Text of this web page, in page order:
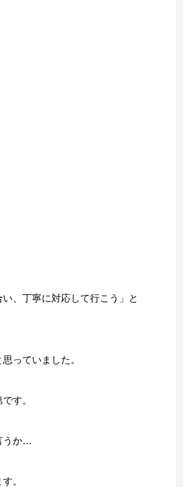
、丁寧に対応して行こう」と
っていました。
す。
うか…
。